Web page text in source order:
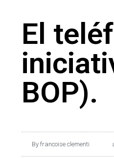
El
BOP).
By francoise clementi